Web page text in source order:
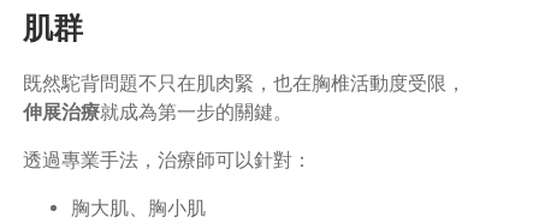
肌群
既然駝背問題不只在肌肉緊，也在胸椎活動度受限，
伸展治療就成為第一步的關鍵。
透過專業手法，治療師可以針對：
胸大肌、胸小肌